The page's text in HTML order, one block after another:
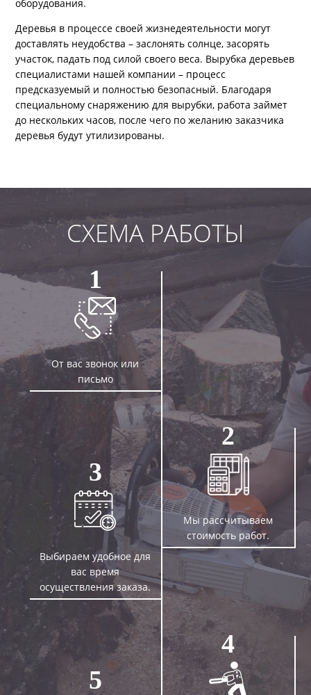
оборудования.
Деревья в процессе своей жизнедеятельности могут
доставлять неудобства – заслонять солнце, засорять
участок, падать под силой своего веса. Вырубка деревьев
специалистами нашей компании – процесс
предсказуемый и полностью безопасный. Благодаря
специальному снаряжению для вырубки, работа займет
до нескольких часов, после чего по желанию заказчика
деревья будут утилизированы.
СХЕМА РАБОТЫ
1
От вас звонок или
письмо
2
Мы рассчитываем
стоимость работ.
3
Выбираем удобное для
вас время
осуществления заказа.
4
5